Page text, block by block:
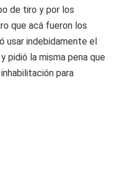
de tiro y por los
que acá fueron los
usar indebidamente el
pidió la misma pena que
para